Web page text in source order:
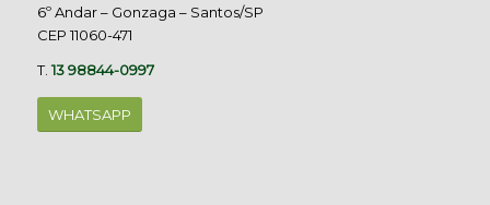
6º Andar – Gonzaga – Santos/SP
CEP 11060-471
T.13 98844-0997
WHATSAPP